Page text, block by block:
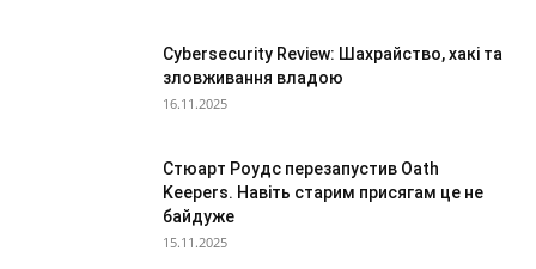
Cybersecurity Review: Шахрайство, хакі та
зловживання владою
16.11.2025
Стюарт Роудс перезапустив Oath
Keepers. Навіть старим присягам це не
байдуже
15.11.2025